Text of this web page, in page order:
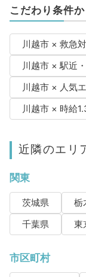
こだわり条件
川越市 × 救急
川越市 × 駅近
川越市 × 人気
川越市 × 時給
近隣のエリ
関東
茨城県 栃
千葉県
東
市区町村